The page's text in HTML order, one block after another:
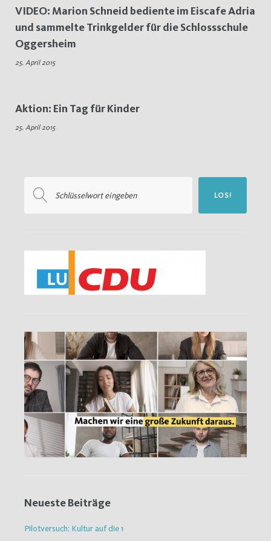
Schlagwort:
Bedienung
VIDEO: Marion Schneid bediente im Eiscafe Adria
und sammelte Trinkgelder für die Schlossschule
Oggersheim
25. April 2015
Aktion: Ein Tag für Kinder
25. April 2015
nach:
LOS!
Neueste Beiträge
Pilotversuch: Kultur auf die 1